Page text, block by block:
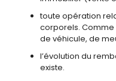
toute opération
corporels. Comme
de véhicule, de
l’évolution du
existe.